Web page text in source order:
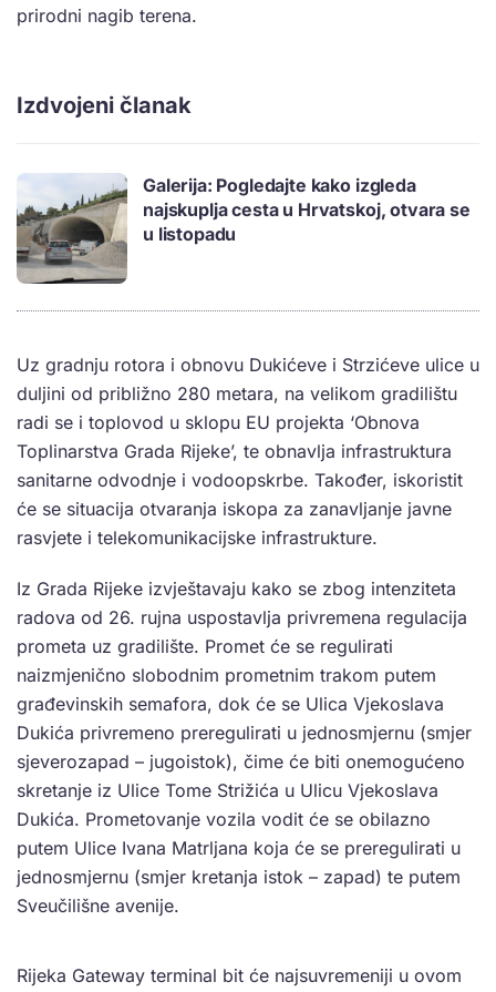
prirodni nagib terena.
Izdvojeni članak
Galerija: Pogledajte kako izgleda
najskuplja cesta u Hrvatskoj, otvara se
u listopadu
Uz gradnju rotora i obnovu Dukićeve i Strzićeve ulice u
duljini od približno 280 metara, na velikom gradilištu
radi se i toplovod u sklopu EU projekta ‘Obnova
Toplinarstva Grada Rijeke’, te obnavlja infrastruktura
sanitarne odvodnje i vodoopskrbe. Također, iskoristit
će se situacija otvaranja iskopa za zanavljanje javne
rasvjete i telekomunikacijske infrastrukture.
Iz Grada Rijeke izvještavaju kako se zbog intenziteta
radova od 26. rujna uspostavlja privremena regulacija
prometa uz gradilište. Promet će se regulirati
naizmjenično slobodnim prometnim trakom putem
građevinskih semafora, dok će se Ulica Vjekoslava
Dukića privremeno preregulirati u jednosmjernu (smjer
sjeverozapad – jugoistok), čime će biti onemogućeno
skretanje iz Ulice Tome Strižića u Ulicu Vjekoslava
Dukića. Prometovanje vozila vodit će se obilazno
putem Ulice Ivana Matrljana koja će se preregulirati u
jednosmjernu (smjer kretanja istok – zapad) te putem
Sveučilišne avenije.
Rijeka Gateway terminal bit će najsuvremeniji u ovom